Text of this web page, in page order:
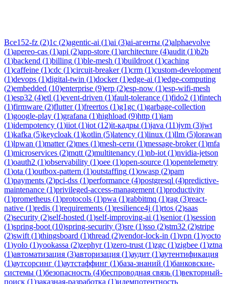
Все152-fz (2)1c (2)agentic-ai (1)ai (3)ai-агенты (2)alphaevolve
(1)apereo-cas (1)api (2)app-store (1)architecture (4)audit (1)b2b
(1)backend (1)billing (1)ble-mesh (1)buildroot (1)caching
(1)caffeine (1)cdc (1)circuit-breaker(1)crm (1)custom-development
(1)devops (1)digital-twin (1)docker(1)edge-ai (1)edge-computing
(2)embedded (10)enterprise (9)erp (2)esp-now (1)esp-wifi-mesh
(1)esp32 (4)etl (1)event-driven (1)fault-tolerance (1)fido2 (1)fintech
(1)firmware (2)flutter(1)freertos (1)g1gc (1)garbage-collection
(1)google-play (1)grafana (1)highload (9)http (1)iam
(1)idempotency (1)iiot (1)iot (12)it-кадры (1)java (11)jvm (3)jwt
(1)kafka (5)keycloak (1)kotlin (5)latency (1)linux (1)llm (5)lorawan
(1)lpwan (1)matter(2)mes (1)mesh-сети (1)message-broker(1)mfa
(1)microservices (2)mqtt (2)multitenancy (1)nb-iot (1)nvidia-jetson
(1)oauth2 (1)observability (1)oee (1)open-source (1)opentelemetry
(1)ota (1)outbox-pattern (1)outstaffing (1)owasp (2)pam
(1)payments (2)pci-dss (1)performance (4)postgresql (4)predictive-
maintenance (1)privileged-access-management (1)productivity
(1)prometheus (1)protocols (1)pwa (1)rabbitmq (1)rag (3)react-
native (1)redis (1)requirements (1)resilience4j (1)rtos (2)saas
(2)security (2)self-hosted (1)self-improving-ai (1)senior(1)session
(1)spring-boot (10)spring-security (3)sre (1)sso (2)stm32 (2)stripe
(2)swift (1)thingsboard (1)thread (2)vendor-lock-in (1)vpn (1)yocto
(1)yolo (1)yookassa (2)zephyr(1)zero-trust (1)zgc (1)zigbee (1)ztna
(1)автоматизация (3)авторизация (1)аудит (1)аутентификация
(1)аутсорсинг (1)аутстаффинг (1)база-знаний (1)банковские-
системы (1)безопасность (4)беспроводная связь (1)векторный-
поиск (1)заказная-разработка (1)идемпотентность